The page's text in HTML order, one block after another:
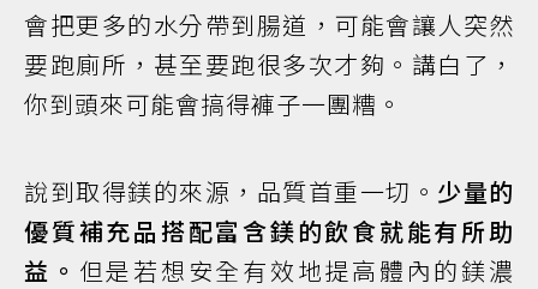
會把更多的水分帶到腸道，可能會讓人突然
要跑廁所，甚至要跑很多次才夠。講白了，
你到頭來可能會搞得褲子一團糟。
說到取得鎂的來源，品質首重一切。 少量的
優質補充品搭配富含鎂的飲食就能有所助
益。 但是若想安全有效地提高體內的鎂濃